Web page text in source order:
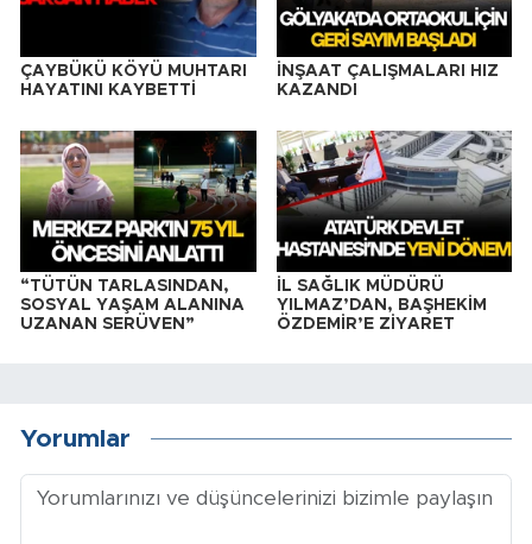
ÇAYBÜKÜ KÖYÜ MUHTARI
HAYATINI KAYBETTİ
İNŞAAT ÇALIŞMALARI HIZ
KAZANDI
“TÜTÜN TARLASINDAN,
SOSYAL YAŞAM ALANINA
UZANAN SERÜVEN”
İL SAĞLIK MÜDÜRÜ
YILMAZ’DAN, BAŞHEKİM
ÖZDEMİR’E ZİYARET
Yorumlar